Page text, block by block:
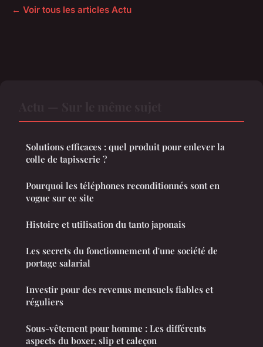
← Voir tous les articles Actu
Solutions efficaces : quel produit pour enlever la
colle de tapisserie ?
Pourquoi les téléphones reconditionnés sont en
vogue sur ce site
Histoire et utilisation du tanto japonais
Les secrets du fonctionnement d'une société de
portage salarial
Investir pour des revenus mensuels fiables et
réguliers
Sous-vêtement pour homme : Les différents
aspects du boxer, slip et caleçon